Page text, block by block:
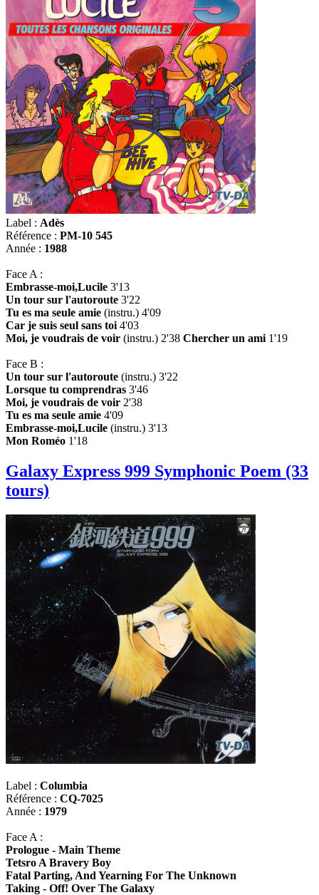
Label : Adès
Référence : PM-10 545
Année : 1988
Face A :
Embrasse-moi,Lucile 3'13
Un tour sur l'autoroute 3'22
Tu es ma seule amie (instru.) 4'09
Car je suis seul sans toi 4'03
Moi, je voudrais de voir (instru.) 2'38 Chercher un ami 1'19
Face B :
Un tour sur l'autoroute (instru.) 3'22
Lorsque tu comprendras 3'46
Moi, je voudrais de voir 2'38
Tu es ma seule amie 4'09
Embrasse-moi,Lucile (instru.) 3'13
Mon Roméo 1'18
Galaxy Express 999 Symphonic Poem (33
tours)
Label : Columbia
Référence : CQ-7025
Année : 1979
Face A :
Prologue - Main Theme
Tetsro A Bravery Boy
Fatal Parting, And Yearning For The Unknown
Taking - Off! Over The Galaxy